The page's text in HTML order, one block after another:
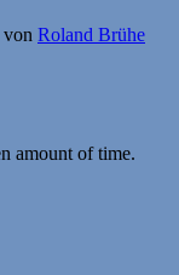
von Roland Brühe